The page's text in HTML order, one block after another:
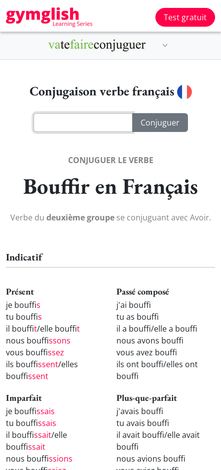
Test gratuit
Conjugaison verbe français
CONJUGUER LE VERBE
Bouffir en Français
Verbe du deuxième groupese conjuguant avec Avoir.
Indicatif
Présent
je bouffis
tu bouffis
il bouffit/elle bouffit
nous bouffissons
vous bouffissez
ils bouffissent/elles
bouffissent
Passé composé
j'ai bouff
tu as bouff
il a bouff/elle a bouff
nous avons bouff
vous avez bouff
ils ont bouff/elles ont
bouff
Imparfait
je bouffissais
tu bouffissais
il bouffissait/elle
bouffissait
nous bouffissions
Plus-que-parfait
j'avais bouff
tu avais bouff
il avait bouff/elle avait
bouff
nous avions bouff